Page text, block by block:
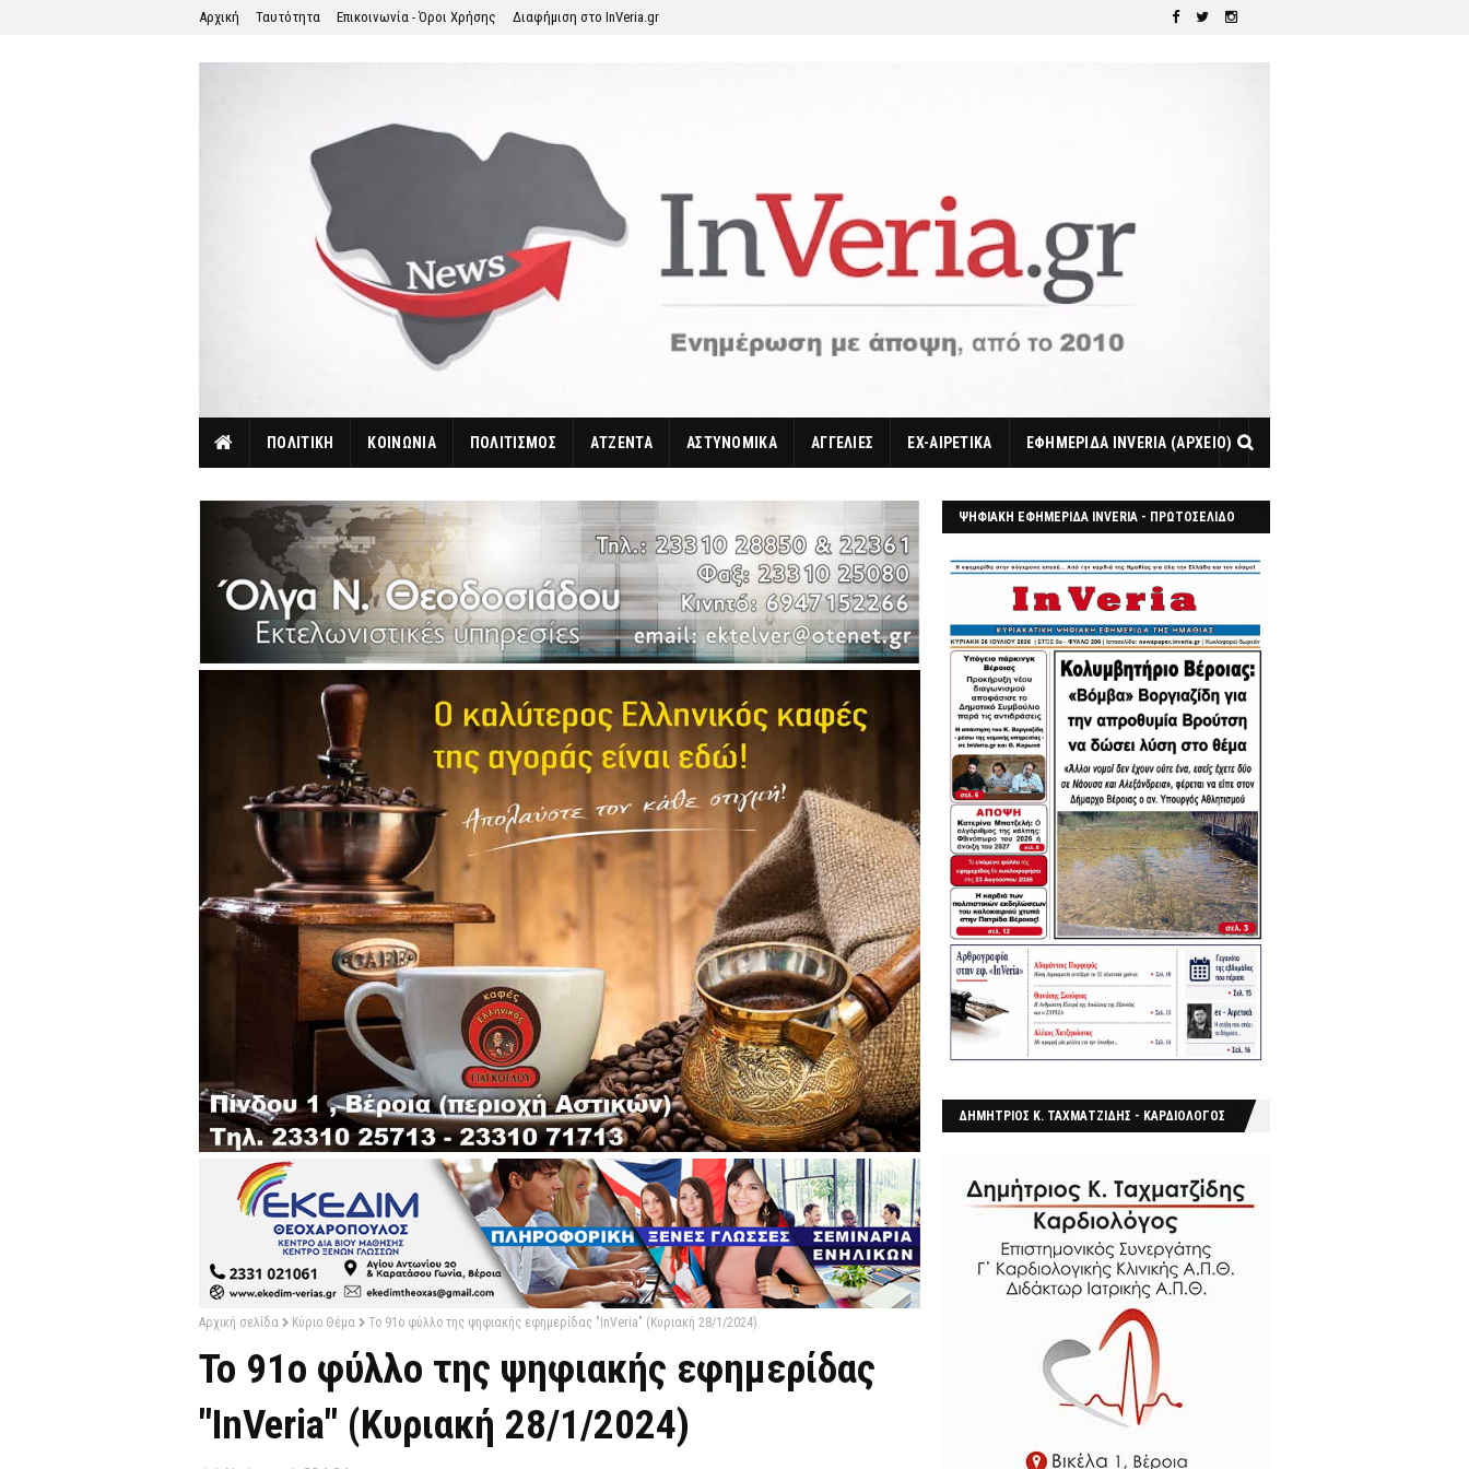
Αρχική Ταυτότητα Επικοινωνία - Όροι Χρήσης Διαφήμιση στο InVeria.gr
ΠΟΛΙΤΙΚΗ ΚΟΙΝΩΝΙΑ ΠΟΛΙΤΙΣΜΟΣ ΑΤΖΕΝΤΑ ΑΣΤΥΝΟΜΙΚΑ ΑΓΓΕΛΙΕΣ EX-ΑΙΡΕΤΙΚΑ ΕΦΗΜΕΡΙΔΑ INVERIA (ΑΡΧΕΙΟ)
Αρχική σελίδα Κύριο Θέμα Το 91ο φύλλο της ψηφιακής εφημερίδας "InVeria" (Κυριακή 28/1/2024)
Το 91ο φύλλο της ψηφιακής εφημερίδας
"InVeria" (Κυριακή 28/1/2024)
ΨΗΦΙΑΚΗ ΕΦΗΜΕΡΙΔΑ INVERIA - ΠΡΩΤΟΣΕΛΙΔΟ
ΔΗΜΗΤΡΙΟΣ Κ. ΤΑΧΜΑΤΖΙΔΗΣ - ΚΑΡΔΙΟΛΟΓΟΣ